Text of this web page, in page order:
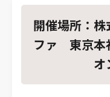
開催場所：
ファ 東京本
オン